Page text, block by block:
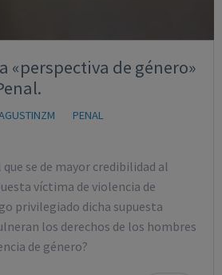
«perspectiva de género»
PENAL
se de mayor credibilidad al
víctima de violencia de
privilegiado dicha supuesta
los derechos de los hombres
de género?